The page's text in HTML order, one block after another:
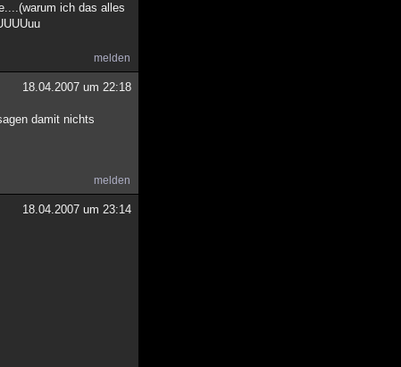
ich das alles
melden
18.04.2007 um 22:18
damit nichts
melden
18.04.2007 um 23:14